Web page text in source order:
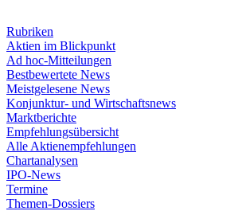
Rubriken
Aktien im Blickpunkt
Ad hoc-Mitteilungen
Bestbewertete News
Meistgelesene News
Konjunktur- und Wirtschaftsnews
Marktberichte
Empfehlungsübersicht
Alle Aktienempfehlungen
Chartanalysen
IPO-News
Termine
Themen-Dossiers